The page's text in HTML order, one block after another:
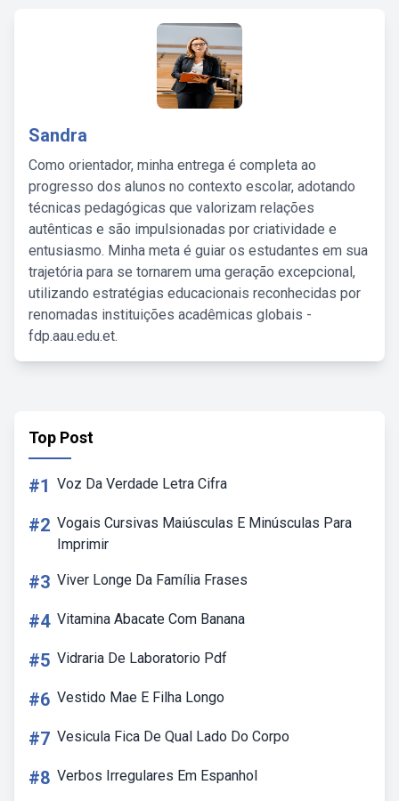
Sandra
Como orientador, minha entrega é completa ao
progresso dos alunos no contexto escolar, adotando
técnicas pedagógicas que valorizam relações
autênticas e são impulsionadas por criatividade e
entusiasmo. Minha meta é guiar os estudantes em sua
trajetória para se tornarem uma geração excepcional,
utilizando estratégias educacionais reconhecidas por
renomadas instituições acadêmicas globais -
fdp.aau.edu.et.
Top Post
#1 Voz Da Verdade Letra Cifra
#2 Vogais Cursivas Maiúsculas E Minúsculas Para
Imprimir
#3 Viver Longe Da Família Frases
#4 Vitamina Abacate Com Banana
#5 Vidraria De Laboratorio Pdf
#6 Vestido Mae E Filha Longo
#7 Vesicula Fica De Qual Lado Do Corpo
#8 Verbos Irregulares Em Espanhol